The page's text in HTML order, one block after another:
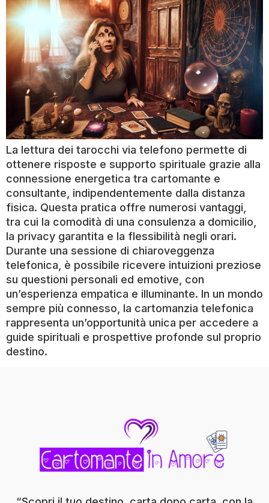
La lettura dei tarocchi via telefono permette di
ottenere risposte e supporto spirituale grazie alla
connessione energetica tra cartomante e
consultante, indipendentemente dalla distanza
fisica. Questa pratica offre numerosi vantaggi,
tra cui la comodità di una consulenza a domicilio,
la privacy garantita e la flessibilità negli orari.
Durante una sessione di chiaroveggenza
telefonica, è possibile ricevere intuizioni preziose
su questioni personali ed emotive, con
un’esperienza empatica e illuminante. In un mondo
sempre più connesso, la cartomanzia telefonica
rappresenta un’opportunità unica per accedere a
guide spirituali e prospettive profonde sul proprio
destino.